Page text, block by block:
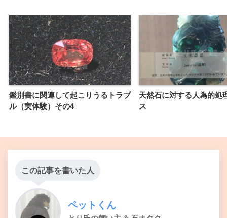
鑑別書に関連して起こりうるトラブ
ル（実体験）その4
天然石に対する人為的処
ス
この記事を書いた人
ペットくん